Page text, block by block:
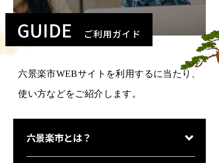
GUIDE ご利用ガイド
六景楽市WEBサイトを利用するに当たり、
使い方などをご紹介します。
六景楽市とは？